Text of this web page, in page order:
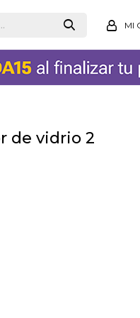
de vidrio 2